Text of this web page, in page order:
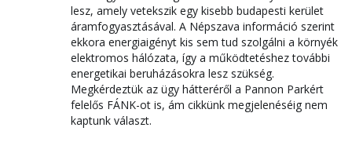
lesz, amely vetekszik egy kisebb budapesti kerület
áramfogyasztásával. A Népszava információ szerint
ekkora energiaigényt kis sem tud szolgálni a környék
elektromos hálózata, így a működtetéshez további
energetikai beruházásokra lesz szükség.
Megkérdeztük az ügy hátteréről a Pannon Parkért
felelős FÁNK-ot is, ám cikkünk megjelenéséig nem
kaptunk választ.